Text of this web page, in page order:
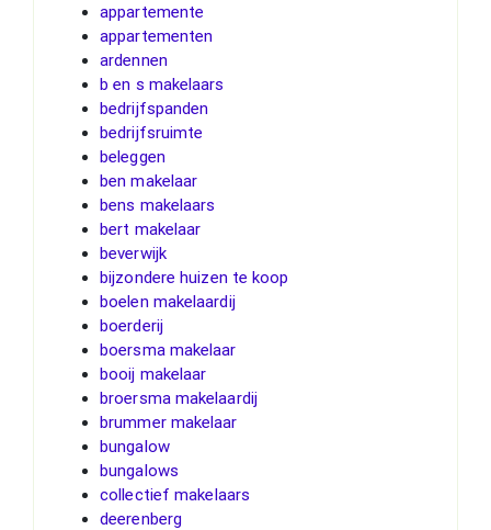
appartemente
appartementen
ardennen
b en s makelaars
bedrijfspanden
bedrijfsruimte
beleggen
ben makelaar
bens makelaars
bert makelaar
beverwijk
bijzondere huizen te koop
boelen makelaardij
boerderij
boersma makelaar
booij makelaar
broersma makelaardij
brummer makelaar
bungalow
bungalows
collectief makelaars
deerenberg